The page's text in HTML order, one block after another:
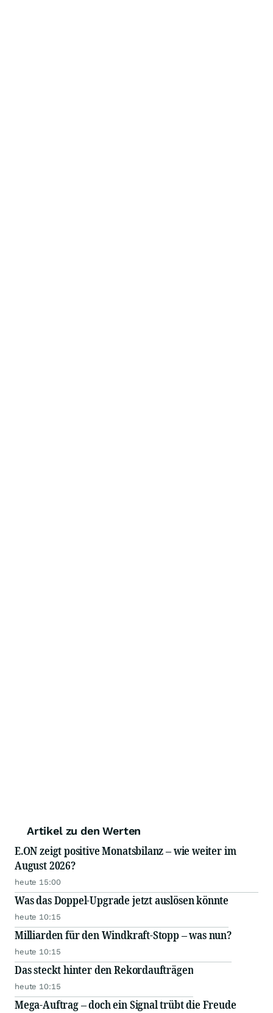
Artikel zu den Werten
E.ON zeigt positive Monatsbilanz – wie weiter im
August 2026?
heute 15:00
Was das Doppel-Upgrade jetzt auslösen könnte
heute 10:15
Milliarden für den Windkraft-Stopp – was nun?
heute 10:15
Das steckt hinter den Rekordaufträgen
heute 10:15
Mega-Auftrag – doch ein Signal trübt die Freude